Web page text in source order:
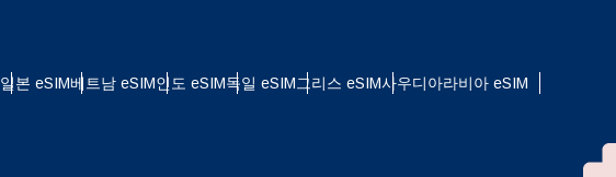
일본 eSIM베트남 eSIM인도 eSIM독일 eSIM그리스 eSIM사우디아라비아 eSIM